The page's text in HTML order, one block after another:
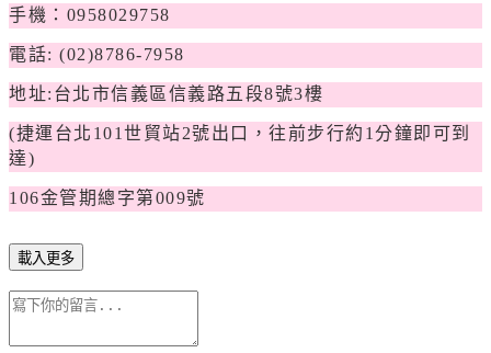
手機：0958029758
電話: (02)8786-7958
地址:台北市信義區信義路五段8號3樓
(捷運台北101世貿站2號出口，往前步行約1分鐘即可到
達)
106金管期總字第009號
載入更多